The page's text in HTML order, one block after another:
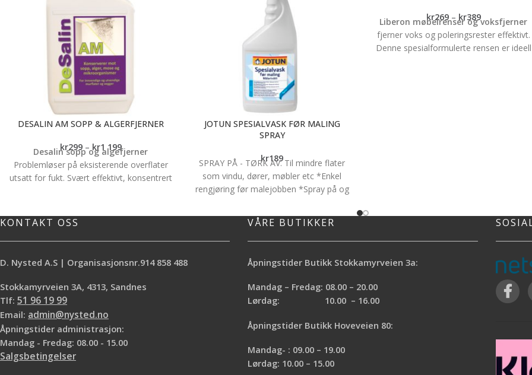
DESALIN AM SOPP & ALGERFJERNER
kr299 – kr1 199
Desalin sopp og algefjerner
Problemløser på eksisterende overflater
utsatt for fukt. Svært effektivt, konsentrert
Klikk her for produktdata
JOTUN SPESIALVASK FØR MALING
SPRAY
kr189
SPRAY PÅ - TØRK AV. Til mindre flater
som vindu, dører, møbler etc *Enkel
rengjøring før malejobben *Spray på og
smuss, støv og fettflekker
kr269 – kr389
Liberon møbelrenser og voksfjerner
fjerner voks og poleringsrester effektivt.
Denne spesialformulerte rensen er ideell
KONTAKT OSS
D. Nysted A.S | Organisasjonsnr.914 858 488
Stokkamyrveien 3A, 4313, Sandnes
Tlf: 51 96 19 99
Email: admin@nysted.no
Åpningstider administrasjon:
Mandag - Fredag: 08.00 - 15.00
Salgsbetingelser
VÅRE BUTIKKER
Åpningstider Butikk Stokkamyrveien 3a:
Mandag – Fredag: 08.00 – 20.00
Lørdag: 10.00 – 16.00
Åpningstider Butikk Hoveveien 80:
Mandag- : 09.00 – 19.00
Lørdag: 10.00 – 15.00